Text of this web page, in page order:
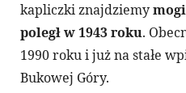
kapliczki znajdziemy
poległ w 1943 roku.
1990 roku i już na stałe
Bukowej Góry.